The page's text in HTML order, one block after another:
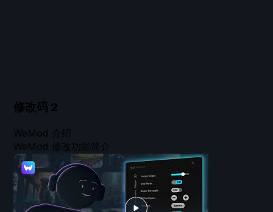
修改码 2
WeMod 介绍
WeMod 修改功能简介